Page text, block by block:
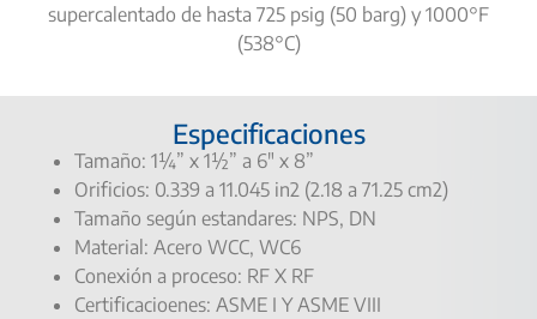
supercalentado de hasta 725 psig (50 barg) y 1000°F
(538°C)
Especificaciones
Tamaño: 1¼” x 1½” a 6″ x 8”
Orificios: 0.339 a 11.045 in2 (2.18 a 71.25 cm2)
Tamaño según estandares: NPS, DN
Material: Acero WCC, WC6
Conexión a proceso: RF X RF
Certificacioenes: ASME I Y ASME VIII